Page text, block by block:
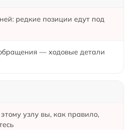
редкие позиции едут под
— ходовые детали
узлу вы, как правило,